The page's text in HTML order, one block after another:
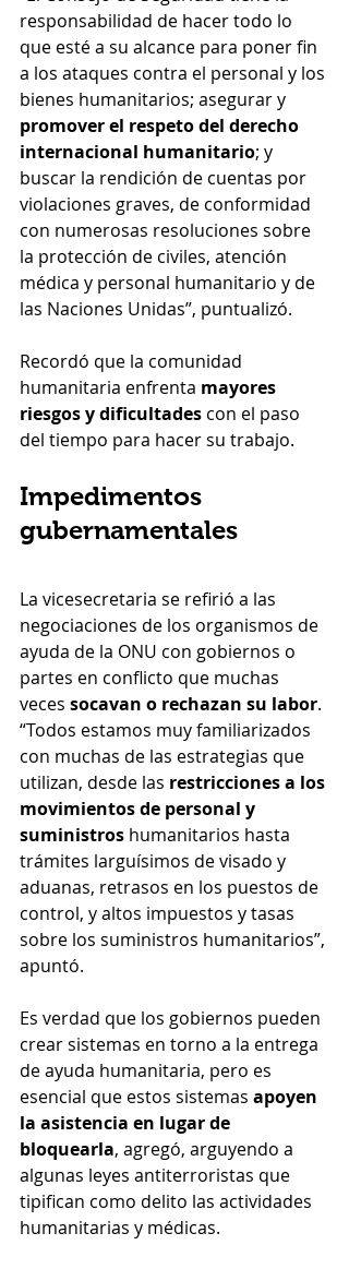
responsabilidad de hacer todo lo
que esté a su alcance para poner fin
a los ataques contra el personal y los
bienes humanitarios; asegurar y
promover el respeto del derecho
internacional humanitario; y
buscar la rendición de cuentas por
violaciones graves, de conformidad
con numerosas resoluciones sobre
la protección de civiles, atención
médica y personal humanitario y de
las Naciones Unidas”, puntualizó.
Recordó que la comunidad
humanitaria enfrenta mayores
riesgos y dificultades con el paso
del tiempo para hacer su trabajo.
Impedimentos
gubernamentales
La vicesecretaria se refirió a las
negociaciones de los organismos de
ayuda de la ONU con gobiernos o
partes en conflicto que muchas
veces socavan o rechazan su labor.
“Todos estamos muy familiarizados
con muchas de las estrategias que
utilizan, desde las restricciones a los
movimientos de personal y
suministros humanitarios hasta
trámites larguísimos de visado y
aduanas, retrasos en los puestos de
control, y altos impuestos y tasas
sobre los suministros humanitarios”,
apuntó.
Es verdad que los gobiernos pueden
crear sistemas en torno a la entrega
de ayuda humanitaria, pero es
esencial que estos sistemas apoyen
la asistencia en lugar de
bloquearla, agregó, arguyendo a
algunas leyes antiterroristas que
tipifican como delito las actividades
humanitarias y médicas.